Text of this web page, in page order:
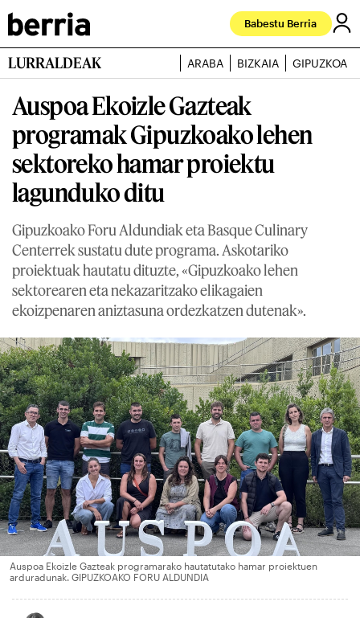
Babestu Berria
LURRALDEAK ARABA BIZKAIA GIPUZKOA
Auspoa Ekoizle Gazteak
programak Gipuzkoako lehen
sektoreko hamar proiektu
lagunduko ditu
Gipuzkoako Foru Aldundiak eta Basque Culinary
Centerrek sustatu dute programa. Askotariko
proiektuak hautatu dituzte, «Gipuzkoako lehen
sektorearen eta nekazaritzako elikagaien
ekoizpenaren aniztasuna ordezkatzen dutenak».
Auspoa Ekoizle Gazteak programarako hautatutako hamar proiektuen
arduradunak. GIPUZKOAKO FORU ALDUNDIA